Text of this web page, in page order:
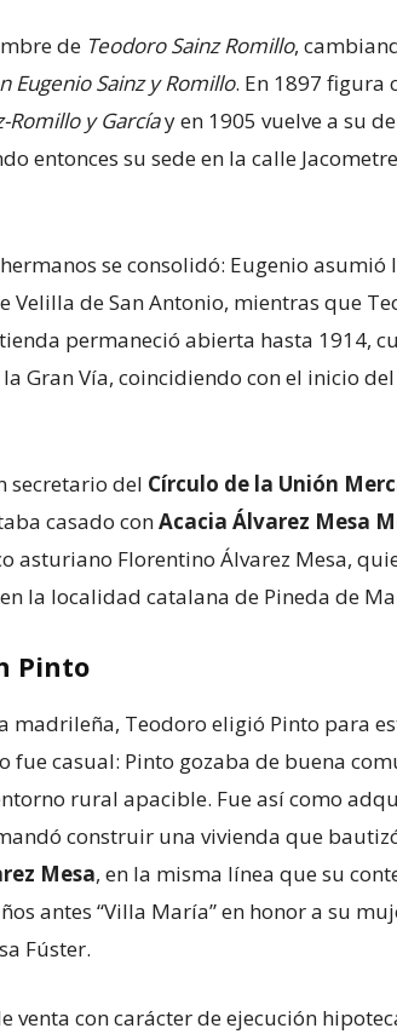
de Teodoro Sainz Romillo,
Eugenio Sainz y Romillo. En 1897 figura
Romillo y Garcíay en 1905 vuelve a su
entonces su sede en la calle
se consolidó: Eugenio asumió
Velilla de San Antonio, mientras que
permaneció abierta hasta 1914,
Gran Vía, coincidiendo con el inicio
secretario del Círculo de la Unión
casado conAcacia Álvarez Mesa
asturiano Florentino Álvarez Mesa,
la localidad catalana de Pineda de
Pinto
madrileña, Teodoro eligió Pinto para
fue casual: Pinto gozaba de buena
rural apacible. Fue así como
construir una vivienda que
Mesa, en la misma línea que su
antes “Villa María” en honor a su
Fúster.
venta con carácter de ejecución